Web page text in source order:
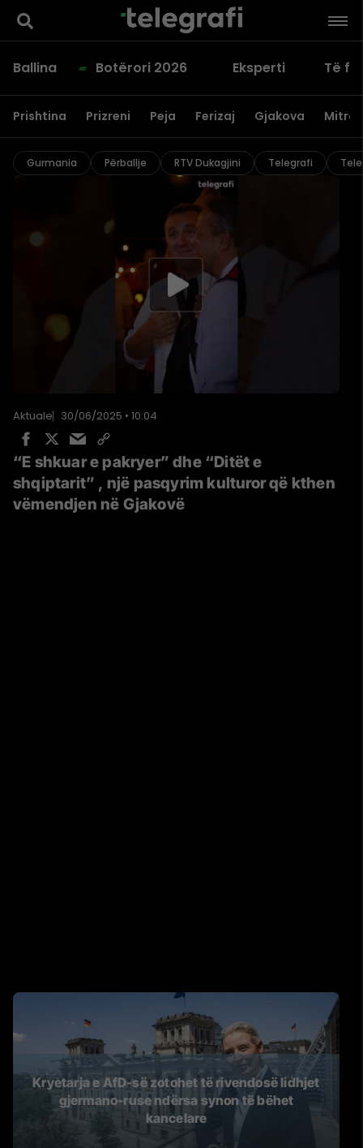
Ballina Botërori 2026 Eksperti Të
Prishtina Prizreni Peja Ferizaj Gjakova
Gurmania Përballje RTV Dukagjini Telegrafi
Aktuale 30/06/2025 • 10:04
“E shkuar e pakryer” dhe “Ditët e
shqiptarit” , një pasqyrim kulturor që kthen
vëmendjen në Gjakovë
Kryetarja e AfD-së zotohet të rivendosë lidhjet
gjermano-ruse ndërsa synon të bëhet
kancelare